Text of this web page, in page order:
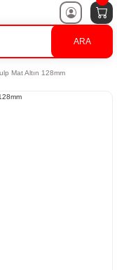
ARA
Mat Altın 128mm